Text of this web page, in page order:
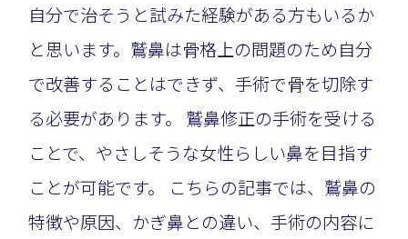
自分で治そうと試みた経験がある方もいるか
と思います。鷲鼻は骨格上の問題のため自分
で改善することはできず、手術で骨を切除す
る必要があります。 鷲鼻修正の手術を受ける
ことで、やさしそうな女性らしい鼻を目指す
ことが可能です。 こちらの記事では、鷲鼻の
特徴や原因、かぎ鼻との違い、手術の内容に